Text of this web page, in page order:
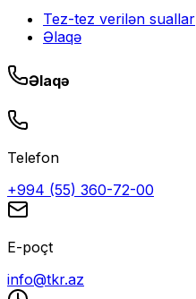
Tez-tez verilən suallar
Əlaqə
Əlaqə
Telefon
+994 (55) 360-72-00
E-poçt
info@tkr.az